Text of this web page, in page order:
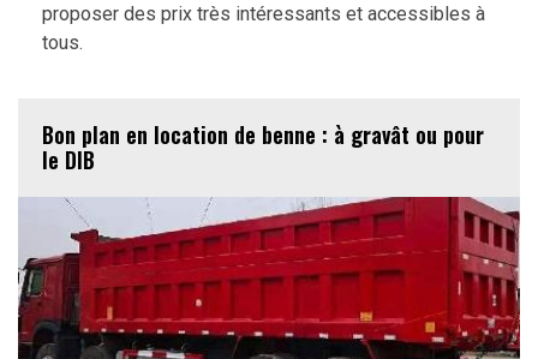
proposer des prix très intéressants et accessibles à
tous.
Bon plan en location de benne : à gravât ou pour
le DIB